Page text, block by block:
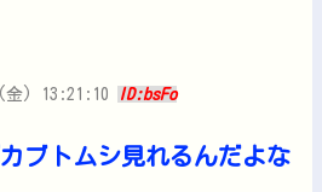
金) 13:21:10 ID:bsFo
ブトムシ見れるんだよな